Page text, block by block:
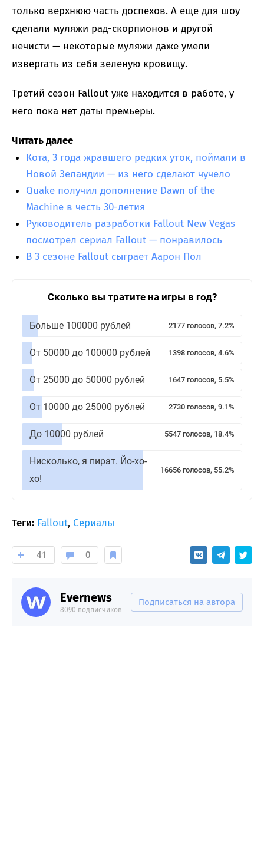
только верхнюю часть доспехов. А еще для шоу
сделали муляжи рад-скорпионов и другой
нечисти — некоторые муляжи даже умели
извергать из себя зеленую кровищу.
Третий сезон Fallout уже находится в работе, у
него пока нет даты премьеры.
Читать далее
Кота, 3 года жравшего редких уток, поймали в
Новой Зеландии — из него сделают чучело
Quake получил дополнение Dawn of the
Machine в честь 30-летия
Руководитель разработки Fallout New Vegas
посмотрел сериал Fallout — понравилось
В 3 сезоне Fallout сыграет Аарон Пол
Сколько вы тратите на игры в год?
Больше 100000 рублей 2177 голосов, 7.2%
От 50000 до 100000 рублей 1398 голосов, 4.6%
От 25000 до 50000 рублей 1647 голосов, 5.5%
От 10000 до 25000 рублей 2730 голосов, 9.1%
До 10000 рублей 5547 голосов, 18.4%
Нисколько, я пират. Йо-хо-
хо!
16656 голосов, 55.2%
Теги: Fallout, Сериалы
41 0
Evernews
8090 подписчиков
Подписаться на автора